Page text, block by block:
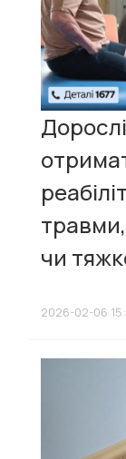
чи
2026-02-06